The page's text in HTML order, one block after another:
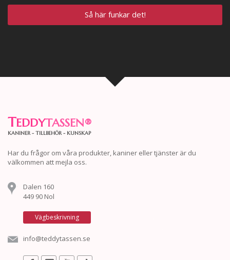
Så här funkar det!
TEDDYTASSEN®
KANINER - TILLBEHÖR - KUNSKAP
Har du frågor om våra produkter, kaniner eller tjänster är du
välkommen att mejla oss.
Dalen 160
449 90 Nol
Vägbeskrivning
info@teddytassen.se